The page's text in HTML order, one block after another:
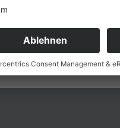
diesem kleinen